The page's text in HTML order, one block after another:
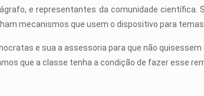
e representantes da comunidade científica.
mecanismos que usem o dispositivo para
e sua a assessoria para que não
que a classe tenha a condição de fazer esse